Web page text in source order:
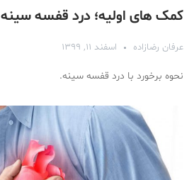
کمک های اولیه؛ درد قفسه سینه
عرفان رضازاده اسفند ۱۱, ۱۳۹۹
نحوه برخورد با درد قفسه سینه.